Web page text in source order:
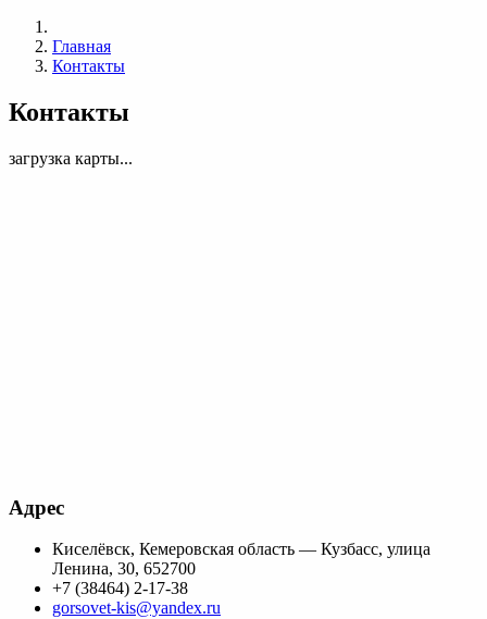
Главная
Контакты
Контакты
загрузка карты...
Адрес
Киселёвск, Кемеровская область — Кузбасс, улица
Ленина, 30, 652700
+7 (38464) 2-17-38
gorsovet-kis@yandex.ru